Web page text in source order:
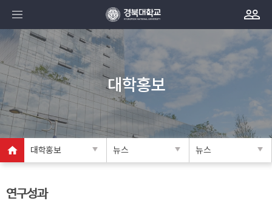
대학홍보
대학홍보 뉴스 뉴스
연구성과